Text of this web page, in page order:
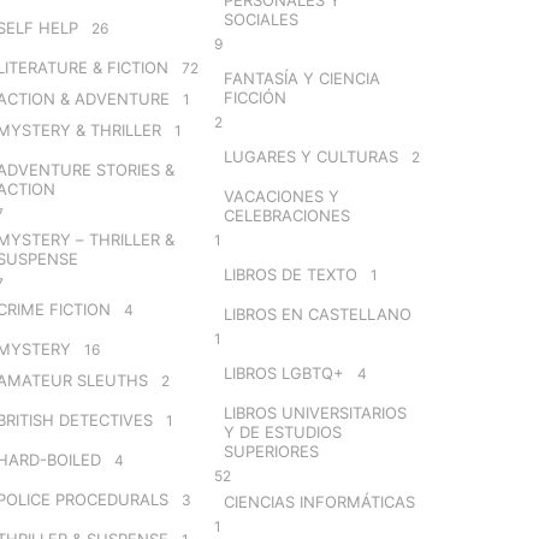
HELP 26
& FICTION 72
& ADVENTURE 1
& THRILLER 1
STORIES &
– THRILLER &
FICTION 4
16
SLEUTHS 2
DETECTIVES 1
BOILED 4
PROCEDURALS 3
SOCIALES
9
FANTASÍA Y CIENCIA
FICCIÓN
2
LUGARES Y CULTURAS 2
VACACIONES Y
CELEBRACIONES
1
LIBROS DE TEXTO 1
LIBROS EN CASTELLANO
1
LIBROS LGBTQ+ 4
LIBROS UNIVERSITARIOS
Y DE ESTUDIOS
SUPERIORES
52
CIENCIAS INFORMÁTICAS
1